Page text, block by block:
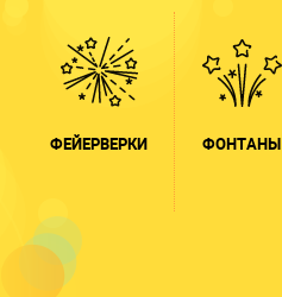
ФЕЙЕРВЕРКИ ФОНТАНЫ